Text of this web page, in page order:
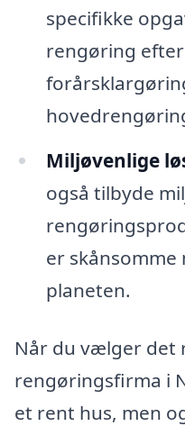
specifikke
rengøring
Miljøvenlige
også tilbyde
er skånsomme
planeten.
Når du vælger det
rengøringsfirma i
et rent hus, men